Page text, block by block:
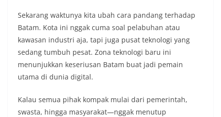
Sekarang waktunya kita ubah cara pandang terhadap
Batam. Kota ini nggak cuma soal pelabuhan atau
kawasan industri aja, tapi juga pusat teknologi yang
sedang tumbuh pesat. Zona teknologi baru ini
menunjukkan keseriusan Batam buat jadi pemain
utama di dunia digital.
Kalau semua pihak kompak mulai dari pemerintah,
swasta, hingga masyarakat—nggak menutup